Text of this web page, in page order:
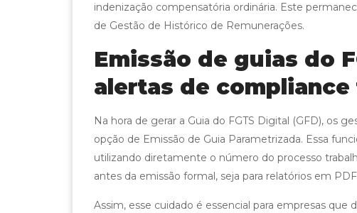
indenização compensatória ordinária. Este
de Gestão de Histórico de Remunerações.
Emissão de guias do
alertas de
Na hora de gerar a Guia do FGTS Digital (GFD), os
opção de Emissão de Guia Parametrizada. Essa
utilizando diretamente o número do processo
antes da emissão formal, seja para relatórios em PDF
Assim, esse cuidado é essencial para empresas